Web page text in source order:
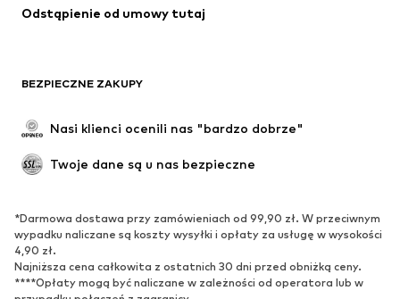
Specjalne okazje
Ekskluzywne
BUTY
Nowości
Półbuty
Buty sportowe
SPORT
Odzież sportowa
Dziedziny sportowe
Odstąpienie od umowy tutaj
BEZPIECZNE ZAKUPY
Nasi klienci ocenili nas "bardzo dobrze"
Twoje dane są u nas bezpieczne
*Darmowa dostawa przy zamówieniach od 99,90 zł. W przeciwnym
wypadku naliczane są koszty wysyłki i opłaty za usługę w wysokości
4,90 zł.
Najniższa cena całkowita z ostatnich 30 dni przed obniżką ceny.
****Opłaty mogą być naliczane w zależności od operatora lub w